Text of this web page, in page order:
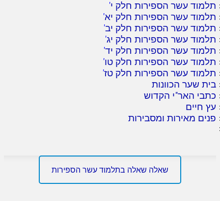
תלמוד עשר הספירות חלק י'
תלמוד עשר הספירות חלק יא'
תלמוד עשר הספירות חלק יב'
תלמוד עשר הספירות חלק יג'
תלמוד עשר הספירות חלק יד'
תלמוד עשר הספירות חלק טו'
תלמוד עשר הספירות חלק טז'
בית שער הכוונות
כתבי האר"י הקדוש
עץ חיים
פנים מאירות ומסבירות
שאלה שאלה בתלמוד עשר הספירות